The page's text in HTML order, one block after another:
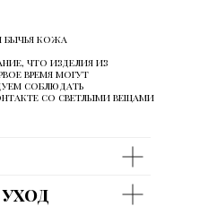
бычья кожа
что изделия из
время могут
соблюдать
со светлыми вещами
РФ